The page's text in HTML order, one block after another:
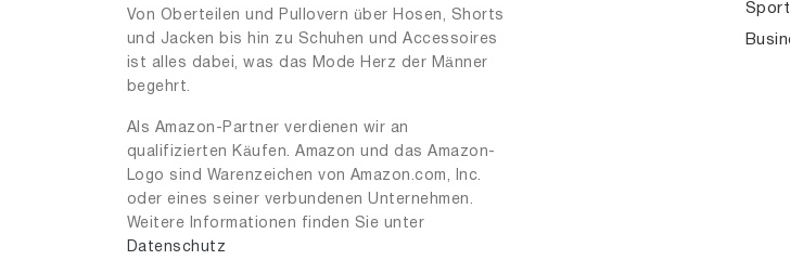
Von Oberteilen und Pullovern über Hosen, Shorts
und Jacken bis hin zu Schuhen und Accessoires
ist alles dabei, was das Mode Herz der Männer
begehrt.
Als Amazon-Partner verdienen wir an
qualifizierten Käufen. Amazon und das Amazon-
Logo sind Warenzeichen von Amazon.com, Inc.
oder eines seiner verbundenen Unternehmen.
Weitere Informationen finden Sie unter
Datenschutz